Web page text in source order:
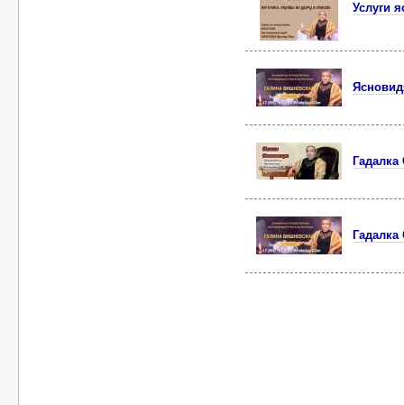
Услуги
Гадалка
Гадалка